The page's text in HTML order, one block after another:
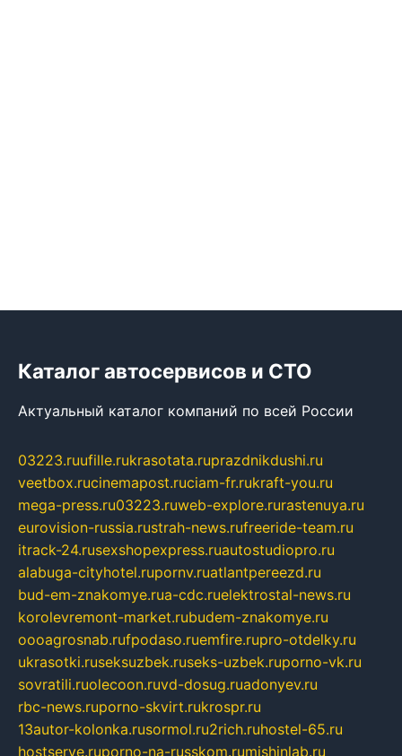
Каталог автосервисов и СТО
Актуальный каталог компаний по всей России
03223.ruufille.rukrasotata.ruprazdnikdushi.ru
veetbox.rucinemapost.ruciam-fr.rukraft-you.ru
mega-press.ru03223.ruweb-explore.rurastenuya.ru
eurovision-russia.rustrah-news.rufreeride-team.ru
itrack-24.rusexshopexpress.ruautostudiopro.ru
alabuga-cityhotel.rupornv.ruatlantpereezd.ru
bud-em-znakomye.rua-cdc.ruelektrostal-news.ru
korolevremont-market.rubudem-znakomye.ru
oooagrosnab.rufpodaso.ruemfire.rupro-otdelky.ru
ukrasotki.ruseksuzbek.ruseks-uzbek.ruporno-vk.ru
sovratili.ruolecoon.ruvd-dosug.ruadonyev.ru
rbc-news.ruporno-skvirt.rukrospr.ru
13autor-kolonka.rusormol.ru2rich.ruhostel-65.ru
hostserve.ruporno-na-russkom.rumishinlab.ru